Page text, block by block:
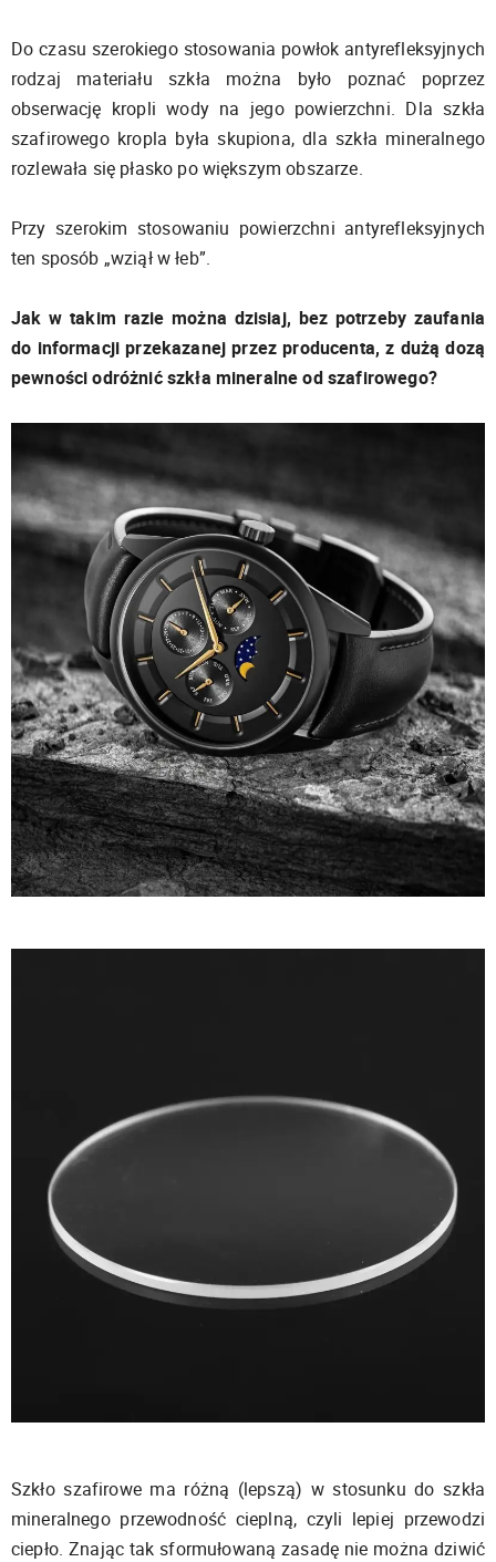
Do czasu szerokiego stosowania powłok antyrefleksyjnych
rodzaj materiału szkła można było poznać poprzez
obserwację kropli wody na jego powierzchni. Dla szkła
szafirowego kropla była skupiona, dla szkła mineralnego
rozlewała się płasko po większym obszarze.
Przy szerokim stosowaniu powierzchni antyrefleksyjnych
ten sposób „wziął w łeb”.
Jak w takim razie można dzisiaj, bez potrzeby zaufania
do informacji przekazanej przez producenta, z dużą dozą
pewności odróżnić szkła mineralne od szafirowego?
Szkło szafirowe ma różną (lepszą) w stosunku do szkła
mineralnego przewodność cieplną, czyli lepiej przewodzi
ciepło. Znając tak sformułowaną zasadę nie można dziwić